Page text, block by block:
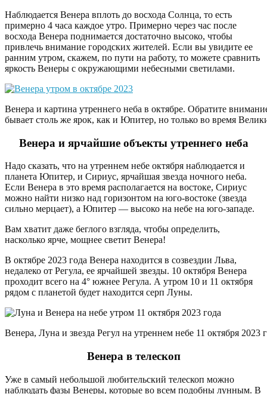
Наблюдается Венера вплоть до восхода Солнца, то есть
примерно 4 часа каждое утро. Примерно через час после
восхода Венера поднимается достаточно высоко, чтобы
привлечь внимание городских жителей. Если вы увидите ее
ранним утром, скажем, по пути на работу, то можете сравнить
яркость Венеры с окружающими небесными светилами.
Венера и картина утреннего неба в октябре. Обратите
бывает столь же ярок, как и Юпитер, но только во время
Венера и ярчайшие объекты утреннего неба
Надо сказать, что на утреннем небе октября наблюдается и
планета Юпитер, и Сириус, ярчайшая звезда ночного неба.
Если Венера в это время располагается на востоке, Сириус
можно найти низко над горизонтом на юго-востоке (звезда
сильно мерцает), а Юпитер — высоко на небе на юго-западе.
Вам хватит даже беглого взгляда, чтобы определить,
насколько ярче, мощнее светит Венера!
В октябре 2023 года Венера находится в созвездии Льва,
недалеко от Регула, ее ярчайшей звезды. 10 октября Венера
проходит всего на 4° южнее Регула. А утром 10 и 11 октября
рядом с планетой будет находится серп Луны.
Венера, Луна и звезда Регул на утреннем небе 11 октября 2023
Венера в телескоп
Уже в самый небольшой любительский телескоп можно
наблюдать фазы Венеры, которые во всем подобны лунным. В